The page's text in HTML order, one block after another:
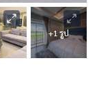
+1 รูป